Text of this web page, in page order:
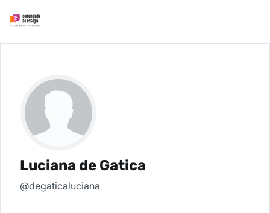
Luciana de Gatica
@degaticaluciana